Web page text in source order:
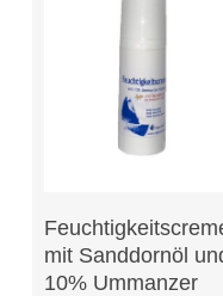
In Den Warenkorb
mit Sanddornöl
10% Ummanzer